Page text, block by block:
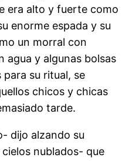
era alto y fuerte como
enorme espada y su
un morral con
agua y algunas bolsas
su ritual, se
chicos y chicas
tarde.
dijo alzando su
nublados- que